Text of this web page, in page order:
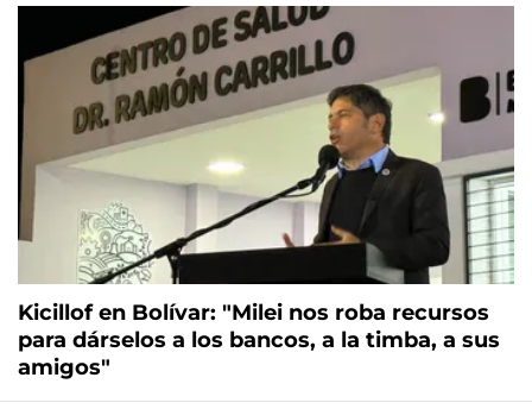
Kicillof en Bolívar: "Milei nos roba recursos
para dárselos a los bancos, a la timba, a sus
amigos"